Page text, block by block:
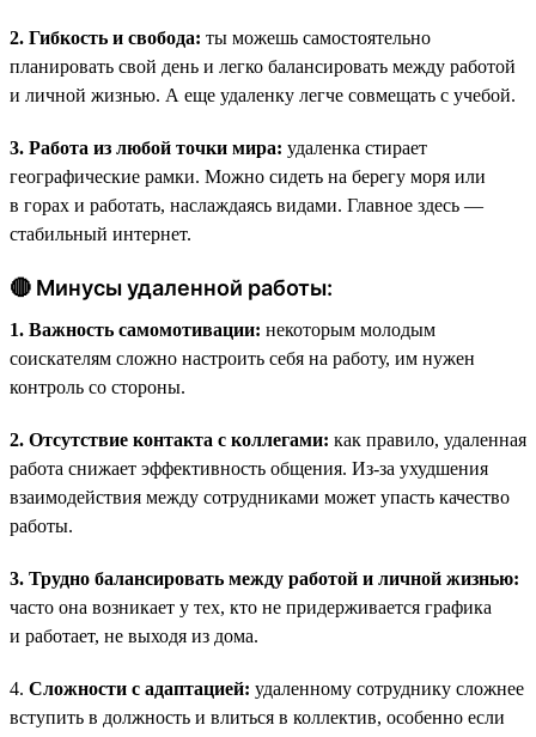
2. Гибкость и свобода: ты можешь самостоятельно
планировать свой день и легко балансировать между работой
и личной жизнью. А еще удаленку легче совмещать с учебой.
3. Работа из любой точки мира: удаленка стирает
географические рамки. Можно сидеть на берегу моря или
в горах и работать, наслаждаясь видами. Главное здесь —
стабильный интернет.
🔴 Минусы удаленной работы:
1. Важность самомотивации: некоторым молодым
соискателям сложно настроить себя на работу, им нужен
контроль со стороны.
2. Отсутствие контакта с коллегами: как правило, удаленная
работа снижает эффективность общения. Из-за ухудшения
взаимодействия между сотрудниками может упасть качество
работы.
3. Трудно балансировать между работой и личной жизнью:
часто она возникает у тех, кто не придерживается графика
и работает, не выходя из дома.
4. Сложности с адаптацией: удаленному сотруднику сложнее
вступить в должность и влиться в коллектив, особенно если